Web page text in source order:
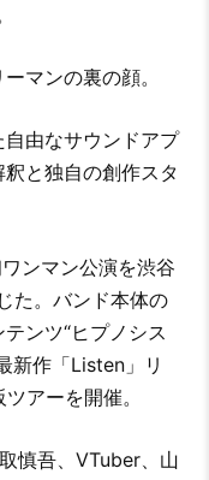
マンの裏の顔。
由なサウンドアプ
と独自の創作スタ
ンマン公演を渋谷
た。バンド本体の
ンツ“ヒプノシス
新作「Listen」リ
アーを開催。
慎吾、VTuber、山